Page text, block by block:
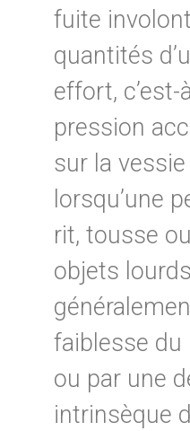
fuite
quantités
effort, c’est-
pression
sur la
lorsqu’une
rit, tousse
objets
faiblesse du
ou par une
intrinsèque